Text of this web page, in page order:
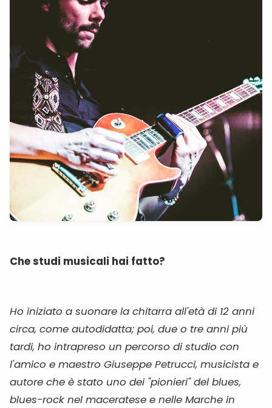
Che studi musicali hai fatto?
Ho iniziato a suonare la chitarra all'età di 12 anni
circa, come autodidatta; poi, due o tre anni più
tardi, ho intrapreso un percorso di studio con
l'amico e maestro Giuseppe Petrucci, musicista e
autore che è stato uno dei "pionieri" del blues,
blues-rock nel maceratese e nelle Marche in